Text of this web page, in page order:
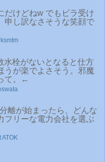
だけどねw でもビラ受け
申し訳なさそうな笑顔で
水栓がないとなると仕方
うが楽でよさそう。邪魔
て。←
離が始まったら、どんな
フリーな電力会社を選ぶ
ATOK